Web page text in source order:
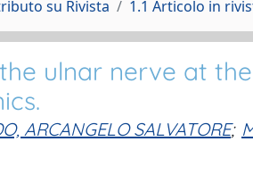
su Rivista 1.1 Articolo in
ulnar nerve at
ARCANGELO SALVATORE;